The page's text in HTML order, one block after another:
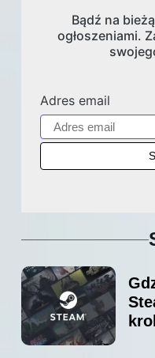
Bądź na
ogłoszeniami.
Adres email